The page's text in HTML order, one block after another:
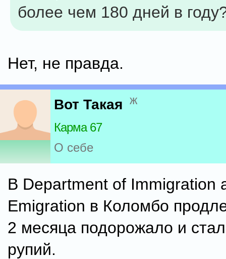
более чем 180 дней в
Нет, не правда.
Вот Такая ж
Карма 67
О себе
В Department of Immigration
Emigration в Коломбо
2 месяца подорожало и
рупий.